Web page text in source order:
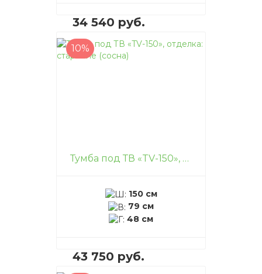
34 540 руб.
– +
10%
Тумба под ТВ «TV-150», отделка: старение (сосна)
150 см
79 см
48 см
43 750 руб.